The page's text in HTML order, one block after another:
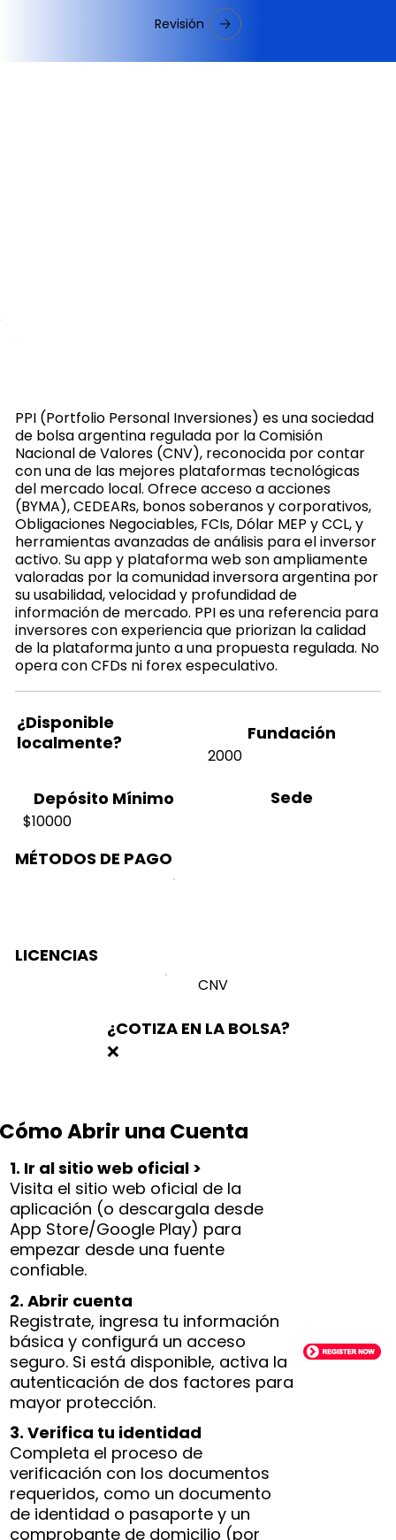
Revisión
PPI (Portfolio Personal Inversiones) es una sociedad
de bolsa argentina regulada por la Comisión
Nacional de Valores (CNV), reconocida por contar
con una de las mejores plataformas tecnológicas
del mercado local. Ofrece acceso a acciones
(BYMA), CEDEARs, bonos soberanos y corporativos,
Obligaciones Negociables, FCIs, Dólar MEP y CCL, y
herramientas avanzadas de análisis para el inversor
activo. Su app y plataforma web son ampliamente
valoradas por la comunidad inversora argentina por
su usabilidad, velocidad y profundidad de
información de mercado. PPI es una referencia para
inversores con experiencia que priorizan la calidad
de la plataforma junto a una propuesta regulada. No
opera con CFDs ni forex especulativo.
¿Disponible
localmente?
Fundación
2000
Depósito Mínimo
$10000
Sede
MÉTODOS DE PAGO
LICENCIAS
CNV
¿COTIZA EN LA BOLSA?
❌
Cómo Abrir una Cuenta
1. Ir al sitio web oficial >
Visita el sitio web oficial de la
aplicación (o descargala desde
App Store/Google Play) para
empezar desde una fuente
confiable.
2. Abrir cuenta
Registrate, ingresa tu información
básica y configurá un acceso
seguro. Si está disponible, activa la
autenticación de dos factores para
mayor protección.
3. Verifica tu identidad
Completa el proceso de
verificación con los documentos
requeridos, como un documento
de identidad o pasaporte y un
comprobante de domicilio (por